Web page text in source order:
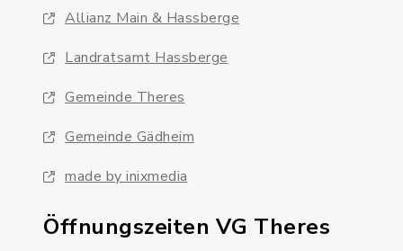
Allianz Main & Hassberge
Landratsamt Hassberge
Gemeinde Theres
Gemeinde Gädheim
made by inixmedia
Öffnungszeiten VG Theres